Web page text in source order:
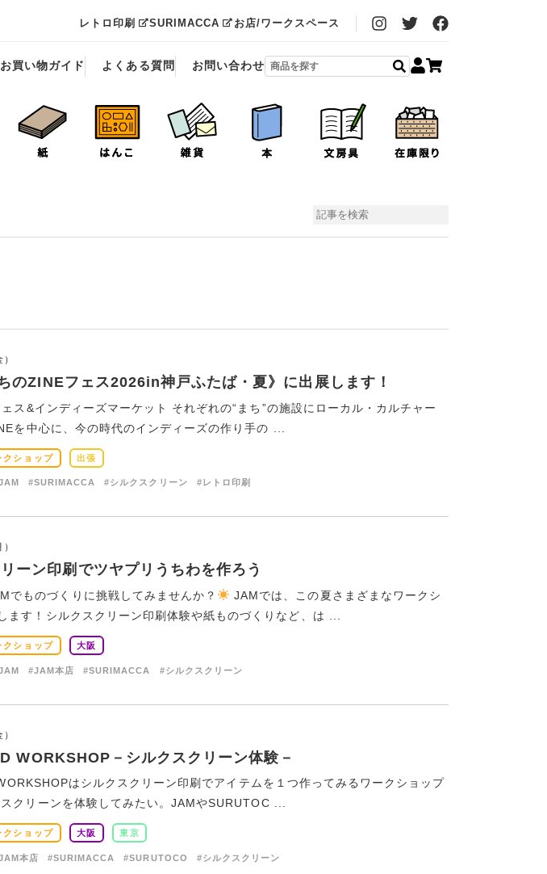
レトロ印刷 SURIMACCA お店/ワークスペース
お買い物ガイド よくある質問 お問い合わせ
のZINEフェス2026​in神戸ふたば・夏》に出展します！
ス&インディーズマーケット それぞれの“まち”の施設にローカル・カルチャー
を中心に、今の時代のインディーズの作り手の ...
クショップ 出張
#SURIMACCA #シルクスクリーン #レトロ印刷
ーン印刷でツヤプリうちわを作ろう
でものづくりに挑戦してみませんか？
JAMでは、この夏さまざまなワークシ
ます！シルクスクリーン印刷体験や紙ものづくりなど、は ...
クショップ 大阪
#JAM本店 #SURIMACCA #シルクスクリーン
WORKSHOP－シルクスクリーン体験－
はシルクスクリーン印刷でアイテムを１つ作ってみるワークショップ
クリーンを体験してみたい。JAMやSURUTOC ...
クショップ 大阪 東京
本店 #SURIMACCA #SURUTOCO #シルクスクリーン